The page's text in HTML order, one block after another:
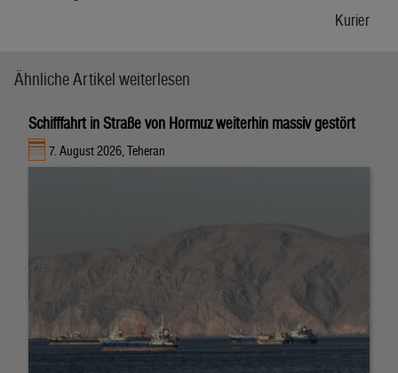
Kurier
Ähnliche Artikel weiterlesen
Schifffahrt in Straße von Hormuz weiterhin massiv gestört
7. August 2026, Teheran